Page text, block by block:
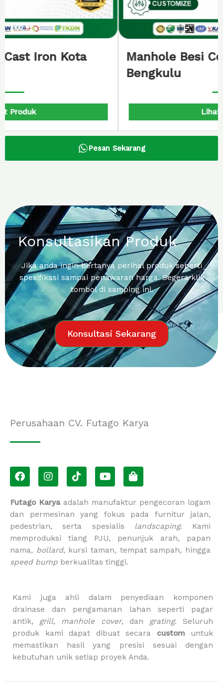
Manhole Besi Cover Motif Bunga
Pesan Sekarang
Konsultasikan Produk
Jika anda ingin bertanya perihal produk seperti
spesifikasi sampai penawaran harga. Segera klik
tombol di samping ini.
Konsultasi Sekarang
Perusahaan CV. Futago Karya
F
a
e
b
o
o
k
I
n
t
a
g
r
a
m
T
i
t
o
k
Y
o
t
u
b
e
S
h
p
p
i
n
g
-
Futago Karyaadalah manufaktur pengecoran logam
dan permesinan yang fokus pada furnitur jalan,
pedestrian, serta spesialis landscaping. Kami
memproduksi tiang PJU, penunjuk arah, papan
nama, bollard, kursi taman, tempat sampah, hingga
speed bump berkualitas tinggi.
Kami juga ahli dalam penyediaan komponen
drainase dan pengamanan lahan seperti pagar
antik, grill, manhole cover, dan grating. Seluruh
produk kami dapat dibuat secara custom untuk
memastikan hasil yang presisi sesuai dengan
kebutuhan unik setiap proyek Anda.